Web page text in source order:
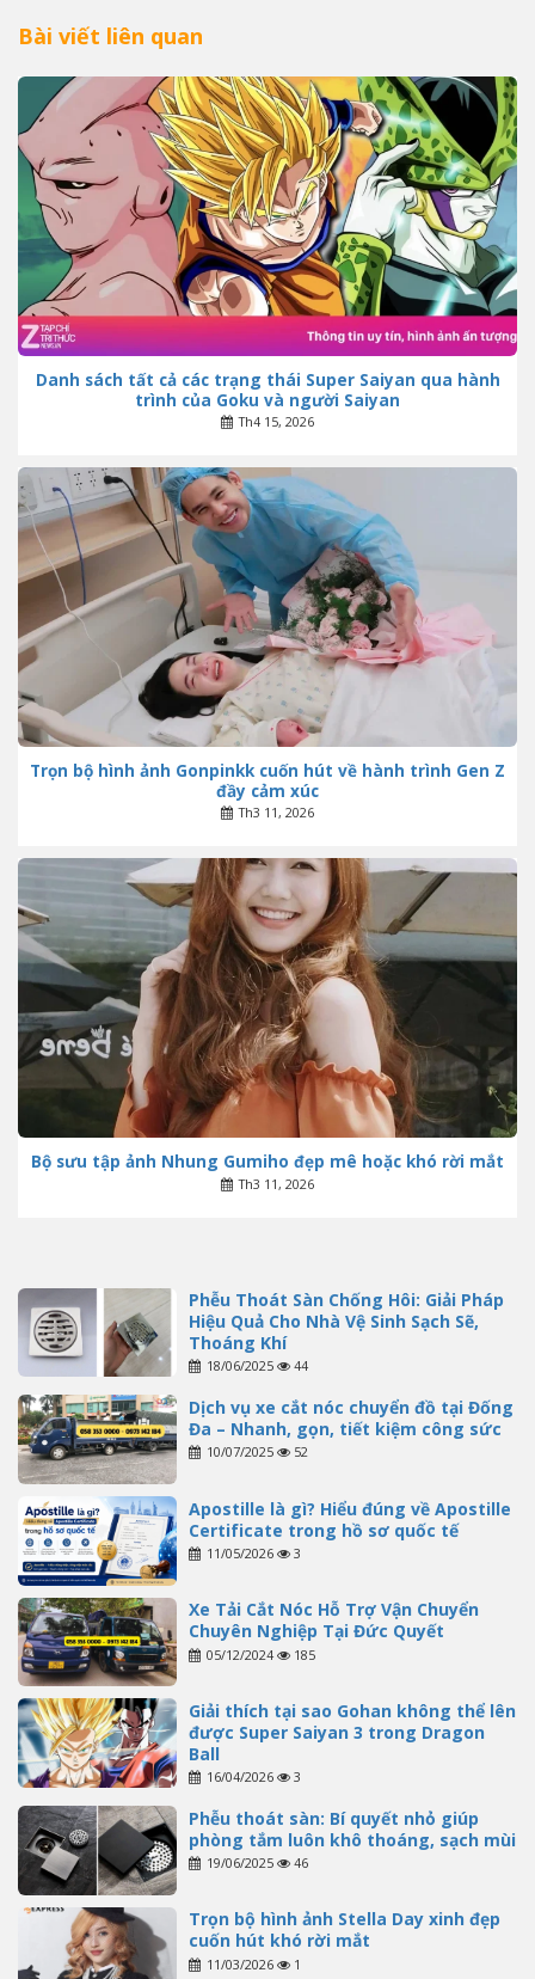
Bài viết liên quan
Danh sách tất cả các trạng thái Super Saiyan qua hành
trình của Goku và người Saiyan
Th4 15, 2026
Trọn bộ hình ảnh Gonpinkk cuốn hút về hành trình Gen Z
đầy cảm xúc
Th3 11, 2026
Bộ sưu tập ảnh Nhung Gumiho đẹp mê hoặc khó rời mắt
Th3 11, 2026
Phễu Thoát Sàn Chống Hôi: Giải Pháp
Hiệu Quả Cho Nhà Vệ Sinh Sạch Sẽ,
Thoáng Khí
18/06/2025 44
Dịch vụ xe cắt nóc chuyển đồ tại Đống
Đa – Nhanh, gọn, tiết kiệm công sức
10/07/2025 52
Apostille là gì? Hiểu đúng về Apostille
Certificate trong hồ sơ quốc tế
11/05/2026 3
Xe Tải Cắt Nóc Hỗ Trợ Vận Chuyển
Chuyên Nghiệp Tại Đức Quyết
05/12/2024 185
Giải thích tại sao Gohan không thể lên
được Super Saiyan 3 trong Dragon
Ball
16/04/2026 3
Phễu thoát sàn: Bí quyết nhỏ giúp
phòng tắm luôn khô thoáng, sạch mùi
19/06/2025 46
Trọn bộ hình ảnh Stella Day xinh đẹp
cuốn hút khó rời mắt
11/03/2026 1